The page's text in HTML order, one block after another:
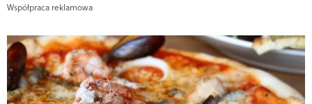
Współpraca reklamowa